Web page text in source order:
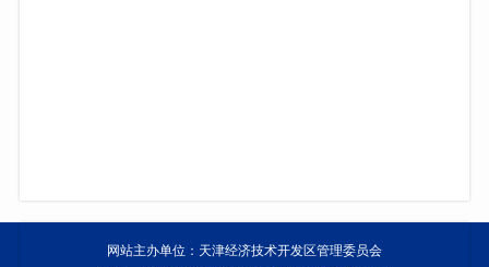
网站主办单位：天津经济技术开发区管理委员会